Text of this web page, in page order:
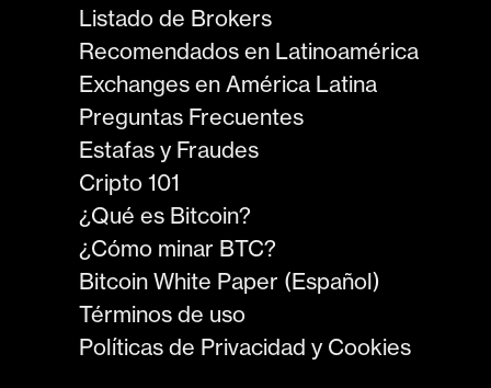
Listado de Brokers
Recomendados en Latinoamérica
Exchanges en América Latina
Preguntas Frecuentes
Estafas y Fraudes
Cripto 101
¿Qué es Bitcoin?
¿Cómo minar BTC?
Bitcoin White Paper (Español)
Términos de uso
Políticas de Privacidad y Cookies